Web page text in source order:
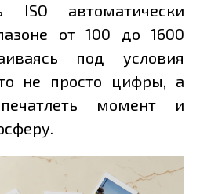
ISO автоматически
от 100 до 1600
под условия
не просто цифры, а
момент и